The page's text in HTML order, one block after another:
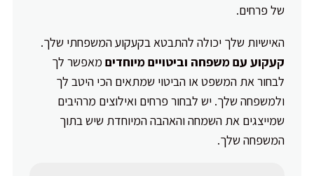
של פרחים.
האישיות שלך יכולה להתבטא בקעקוע המשפחתי שלך.
קעקוע עם משפחה וביטויים מיוחדיםמאפשר לך
לבחור את המשפט או הביטוי שמתאים הכי היטב לך
ולמשפחה שלך. יש לבחור פרחים ואילוצים מרהיבים
שמייצגים את השמחה והאהבה המיוחדת שיש בתוך
המשפחה שלך.